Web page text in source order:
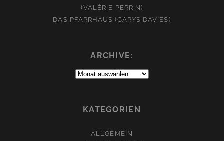
(VALÉRIE PERRIN)
DAS PFARRHAUS (CARYS DAVIES)
ARCHIVE:
Archive:
KATEGORIEN
ALLGEMEIN